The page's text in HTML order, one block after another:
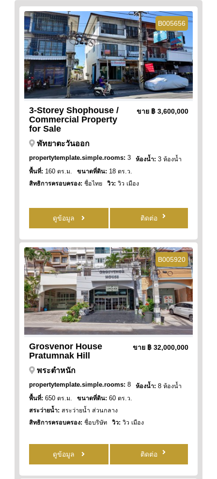
B005656
3-Storey Shophouse /
Commercial Property
for Sale
ขาย ฿ 3,600,000
พัทยาตะวันออก
propertytemplate.simple.rooms: 3 ห้องน้ำ: 3 ห้องน้ำ
พื้นที่: 160 ตร.ม. ขนาดที่ดิน: 18 ตร.ว.
สิทธิการครอบครอง: ชื่อไทย วิว: วิว เมือง
ดูข้อมูล ติดต่อ
B005920
Grosvenor House
Pratumnak Hill
ขาย ฿ 32,000,000
พระตำหนัก
propertytemplate.simple.rooms: 8 ห้องน้ำ: 8 ห้องน้ำ
พื้นที่: 650 ตร.ม. ขนาดที่ดิน: 60 ตร.ว.
สระว่ายน้ำ: สระว่ายน้ำ ส่วนกลาง
สิทธิการครอบครอง: ชื่อบริษัท วิว: วิว เมือง
ดูข้อมูล ติดต่อ